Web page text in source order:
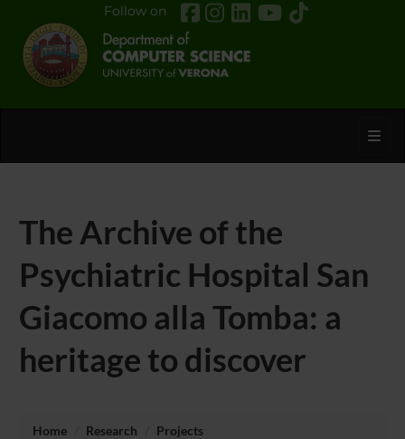
Follow on
The Archive of the
Psychiatric Hospital San
Giacomo alla Tomba: a
heritage to discover
Home Research
Projects